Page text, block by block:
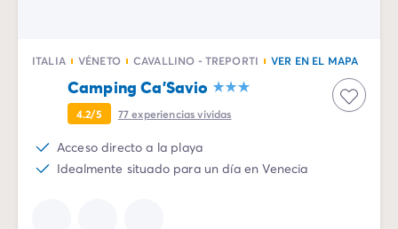
ITALIA VÉNETO CAVALLINO - TREPORTI VER EN EL MAPA
Camping Ca'Savio
4.2/5 77experiencias vividas
Acceso directo a la playa
Idealmente situado para un día en Venecia